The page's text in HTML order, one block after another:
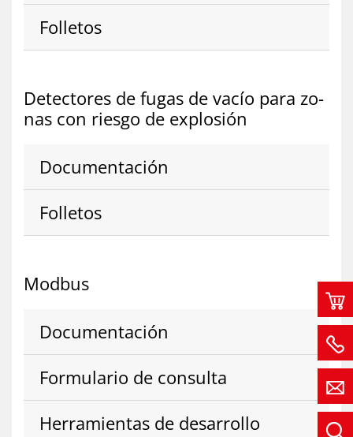
Fo­lle­tos
De­tec­to­res de fu­gas de va­cío para zo­
nas con ries­go de ex­plo­sión
Do­cu­men­ta­ción
Fo­lle­tos
Mod­bus
Do­cu­men­ta­ción
For­mu­la­rio de con­sul­ta
He­rra­mien­tas de desa­rro­llo